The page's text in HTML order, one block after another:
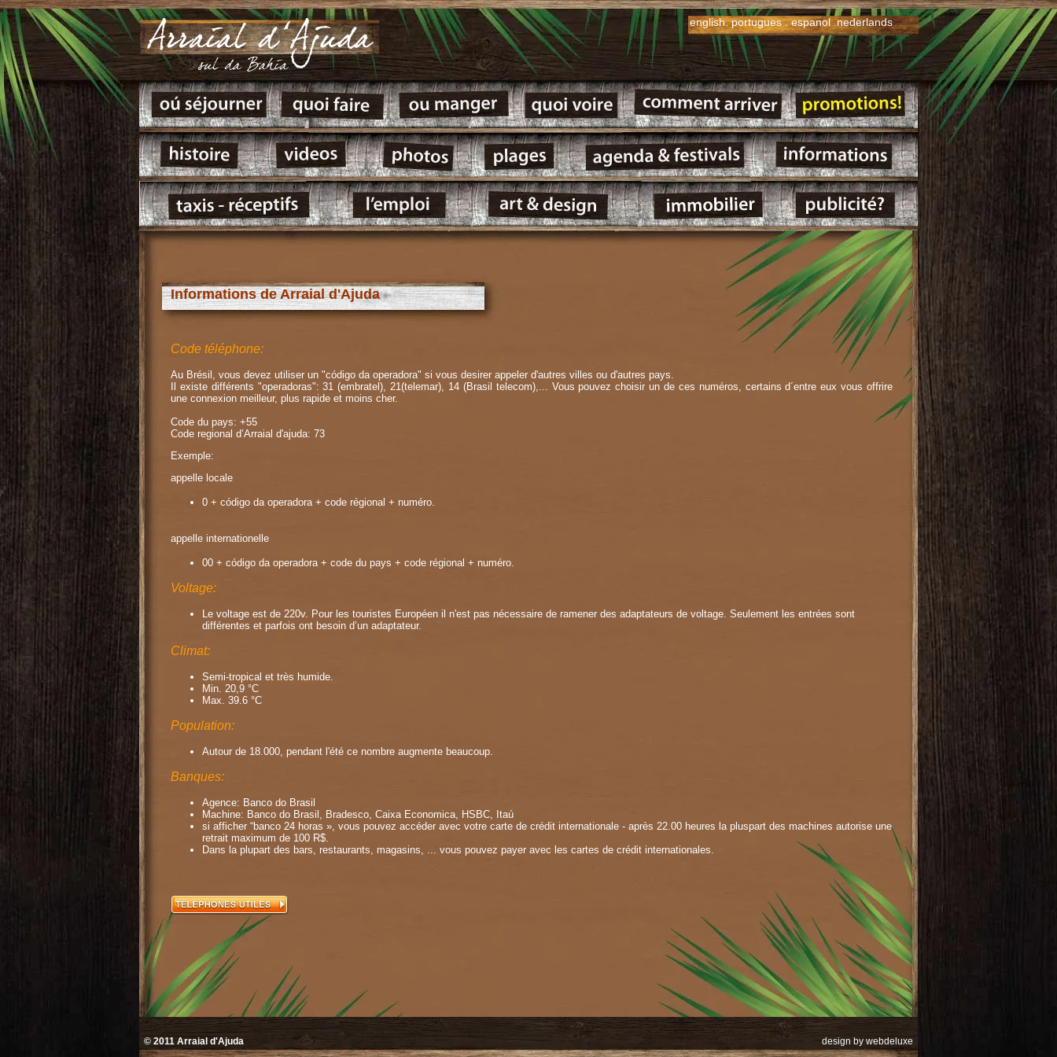
english.portugues.espanol.nederlands
Informations de Arraial d'Ajuda
Code téléphone:
Au Brésil, vous devez utiliser un "código da operadora" si vous desirer appeler d'autres villes ou d'autres pays.
Il existe différents "operadoras": 31 (embratel), 21(telemar), 14 (Brasil telecom),... Vous pouvez choisir un de ces numéros, certains d´entre eux vous offrire
une connexion meilleur, plus rapide et moins cher.
Code du pays: +55
Code regional d’Arraial d'ajuda: 73
Exemple:
appelle locale
0 + código da operadora + code régional + numéro.
appelle internationelle
00 + código da operadora + code du pays + code régional + numéro.
Voltage:
Le voltage est de 220v. Pour les touristes Européen il n'est pas nécessaire de ramener des adaptateurs de voltage. Seulement les entrées sont
différentes et parfois ont besoin d’un adaptateur.
Climat:
Semi-tropical et très humide.
Min. 20,9 °C
Max. 39.6 °C
Population:
Autour de 18.000, pendant l'été ce nombre augmente beaucoup.
Banques:
Agence: Banco do Brasil
Machine: Banco do Brasil, Bradesco, Caixa Economica, HSBC, Itaú
si afficher “banco 24 horas », vous pouvez accéder avec votre carte de crédit internationale - après 22.00 heures la pluspart des machines autorise une
retrait maximum de 100 R$.
Dans la plupart des bars, restaurants, magasins, ... vous pouvez payer avec les cartes de crédit internationales.
© 2011 Arraial d'Ajuda design by webdeluxe